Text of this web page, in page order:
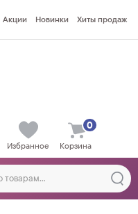
Акции Новинки Хиты продаж
Избранное Корзина
0